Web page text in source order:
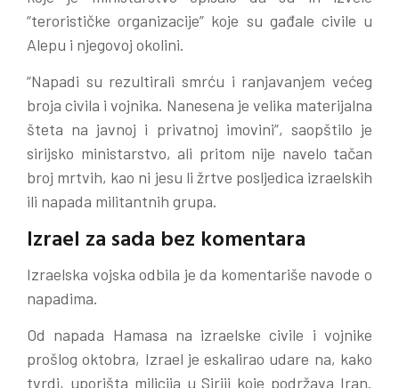
“terorističke organizacije” koje su gađale civile u
Alepu i njegovoj okolini.
“Napadi su rezultirali smrću i ranjavanjem većeg
broja civila i vojnika. Nanesena je velika materijalna
šteta na javnoj i privatnoj imovini”, saopštilo je
sirijsko ministarstvo, ali pritom nije navelo tačan
broj mrtvih, kao ni jesu li žrtve posljedica izraelskih
ili napada militantnih grupa.
Izrael za sada bez komentara
Izraelska vojska odbila je da komentariše navode o
napadima.
Od napada Hamasa na izraelske civile i vojnike
prošlog oktobra, Izrael je eskalirao udare na, kako
tvrdi, uporišta milicija u Siriji koje podržava Iran.